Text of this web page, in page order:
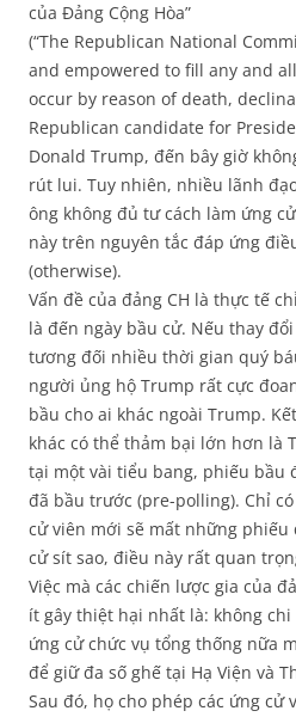
của Đảng Cộng Hòa”
(“The Republican National
and empowered to fill any and
occur by reason of death,
Republican candidate for
Donald Trump, đến bây giờ
rút lui. Tuy nhiên, nhiều lãnh
ông không đủ tư cách làm ứng
này trên nguyên tắc đáp ứng
(otherwise).
Vấn đề của đảng CH là thực tế
là đến ngày bầu cử. Nếu thay
tương đối nhiều thời gian quý
người ủng hộ Trump rất cực
bầu cho ai khác ngoài Trump.
khác có thể thảm bại lớn hơn là
tại một vài tiểu bang, phiếu bầu
đã bầu trước (pre-polling). Chỉ
cử viên mới sẽ mất những phiếu
cử sít sao, điều này rất quan
Việc mà các chiến lược gia của
ít gây thiệt hại nhất là: không
ứng cử chức vụ tổng thống nữa
để giữ đa số ghế tại Hạ Viện và
Sau đó, họ cho phép các ứng cử